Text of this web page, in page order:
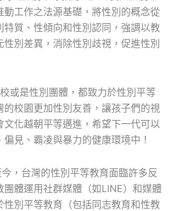
動工作之法源基礎，將性別的概念從
特質、性傾向和性別認同，強調以教
性別差異，消除性別歧視，促進性別
或是性別團體，都致力於性別平等
的校園更加性別友善，讓孩子們的視
文化越朝平等邁進，希望下一代可以
見、霸凌與暴力的健康環境中！
，台灣的性別平等教育面臨許多反
體運用社群媒體（如LINE）和媒體
性別平等教育（包括同志教育和性教